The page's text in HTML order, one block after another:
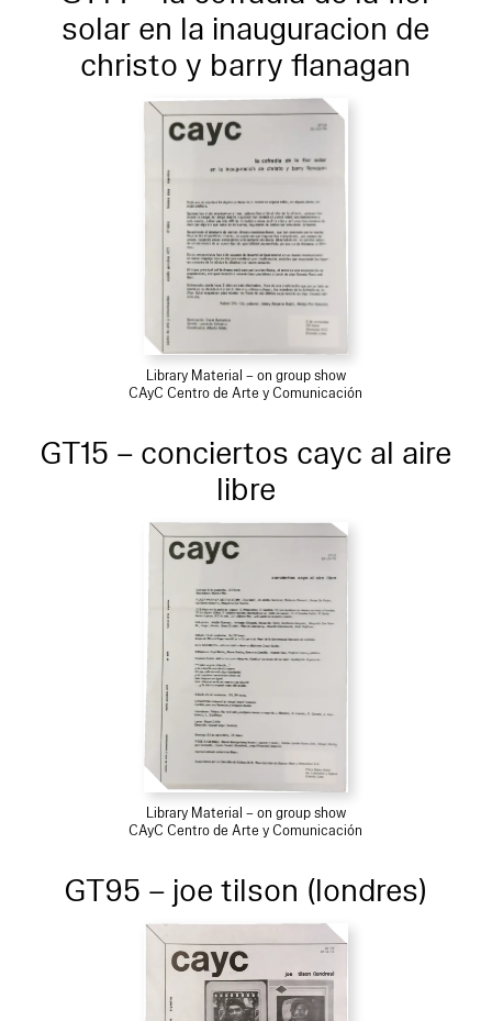
solar en la inauguracion de
christo y barry flanagan
Library Material – on group show
CAyC Centro de Arte y Comunicación
GT15 – conciertos cayc al aire
libre
Library Material – on group show
CAyC Centro de Arte y Comunicación
GT95 – joe tilson (londres)